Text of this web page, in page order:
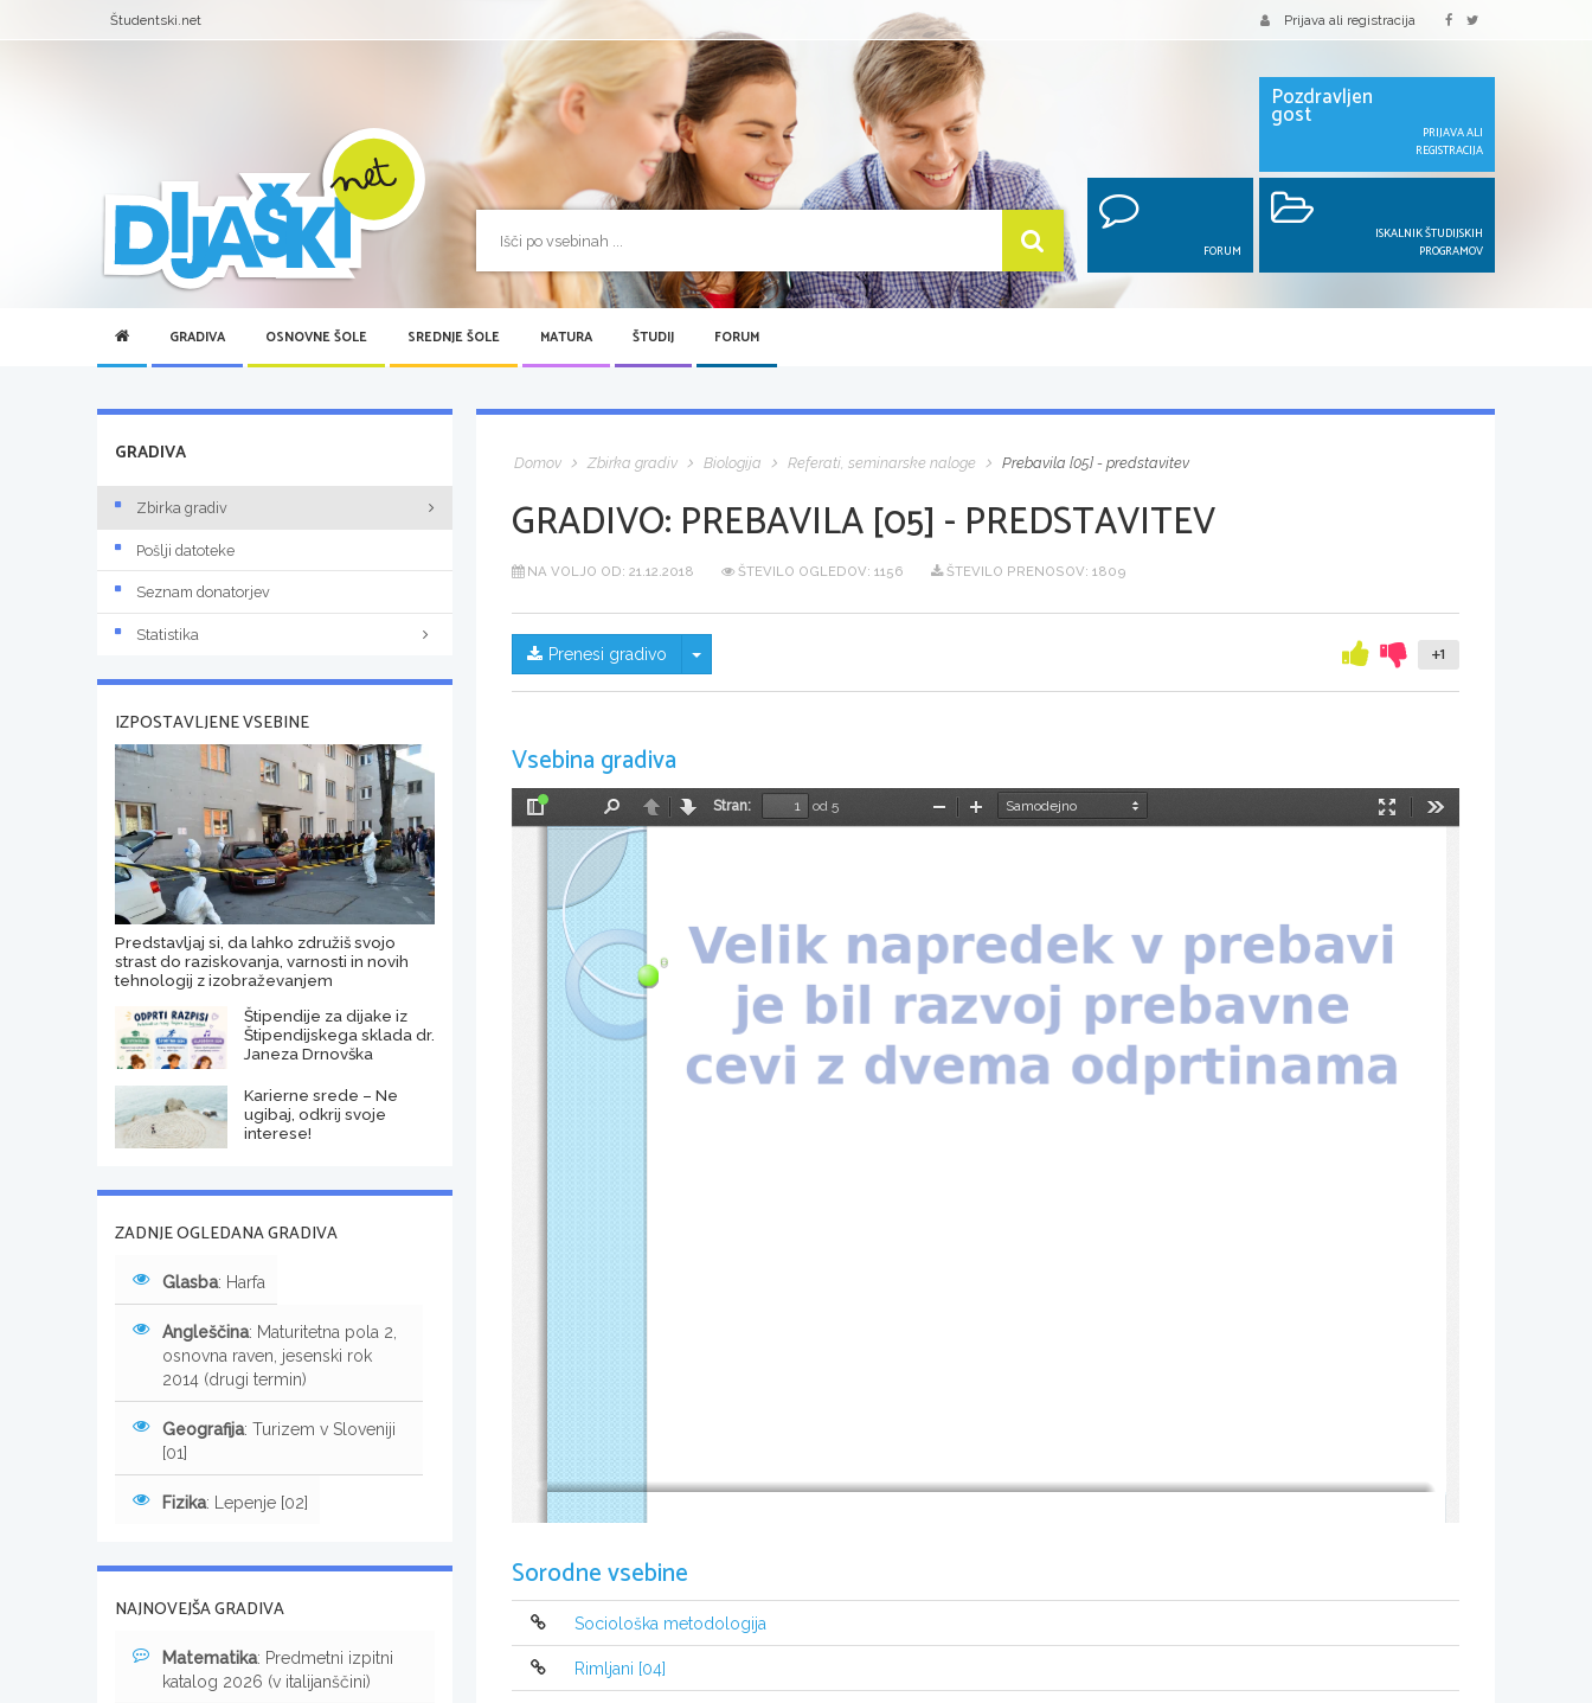
Študentski.net Prijava ali registracija
Pozdravljen
gost
PRIJAVA ALI
REGISTRACIJA
FORUM
ISKALNIK ŠTUDIJSKIH
PROGRAMOV
GRADIVA OSNOVNE ŠOLE SREDNJE ŠOLE MATURA ŠTUDIJ FORUM
Domov Zbirka gradiv Biologija Referati, seminarske naloge Prebavila [05] - predstavitev
GRADIVO: PREBAVILA [05] - PREDSTAVITEV
NA VOLJO OD: 21.12.2018 ŠTEVILO OGLEDOV: 1156 ŠTEVILO PRENOSOV: 1809
Prenesi gradivo Skrij/prikaži meni +1
Vsebina gradiva
Preklopi
NazajNaprej
Stran:
od 5
Način
PomanjšajPovečaj
Velik napredek v prebavi
je bil razvoj prebavne
cevi z dvema odprtinama
Zato ker je omogočila damo so živali lahkozačele izkoriščati
manjše ali
Sorodne vsebine
Sociološka metodologija
Rimljani [04]
GRADIVA
Zbirka gradiv
Pošlji datoteke
Seznam donatorjev
Statistika
IZPOSTAVLJENE VSEBINE
Predstavljaj si, da lahko združiš svojo
strast do raziskovanja, varnosti in novih
tehnologij z izobraževanjem
Štipendije za dijake iz
Štipendijskega sklada dr.
Janeza Drnovška
Karierne srede – Ne
ugibaj, odkrij svoje
interese!
ZADNJE OGLEDANA GRADIVA
Glasba: Harfa
Angleščina: Maturitetna pola 2,
osnovna raven, jesenski rok
2014 (drugi termin)
Geografija: Turizem v Sloveniji
[01]
Fizika: Lepenje [02]
NAJNOVEJŠA GRADIVA
Matematika: Predmetni izpitni
katalog 2026 (v italijanščini)